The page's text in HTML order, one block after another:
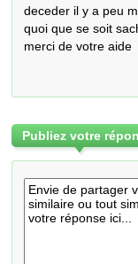
deceder il y a peu
quoi que se soit
merci de votre aide
Publiez votre